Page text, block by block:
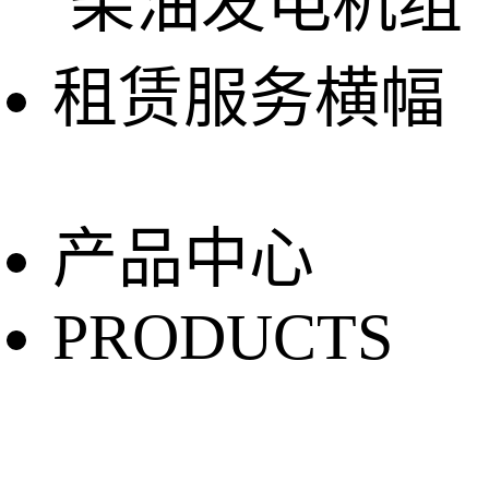
产品中心
PRODUCTS